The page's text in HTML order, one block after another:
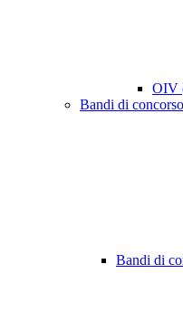
OIV
Bandi di concorso
Bandi di